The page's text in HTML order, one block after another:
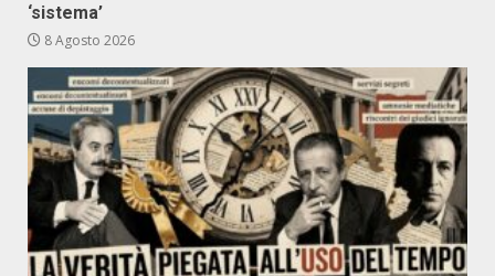
‘sistema’
8 Agosto 2026